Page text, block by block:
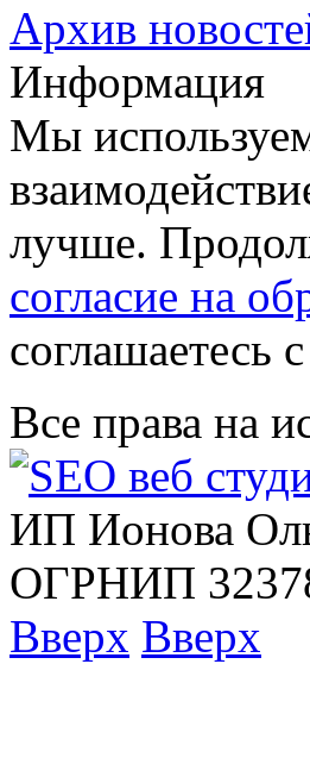
Архив
Информация
Мы
лучше.
согласие на
соглашаетесь с
Все права на
ИП Ионова
ОГРНИП
Вверх Вверх